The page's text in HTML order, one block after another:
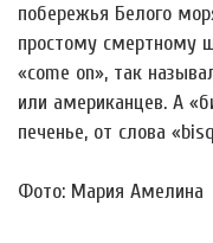
побережья Белого
простому смертному
«come on», так
или американцев. А
печенье, от слова
Фото: Мария Амелина